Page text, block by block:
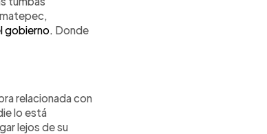
gobierno. Donde
relacionada con
lo está
lejos de su